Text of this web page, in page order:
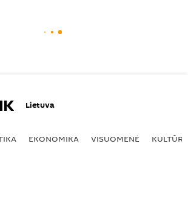
Lietuva
EKONOMIKA VISUOMENĖ KULTŪRA